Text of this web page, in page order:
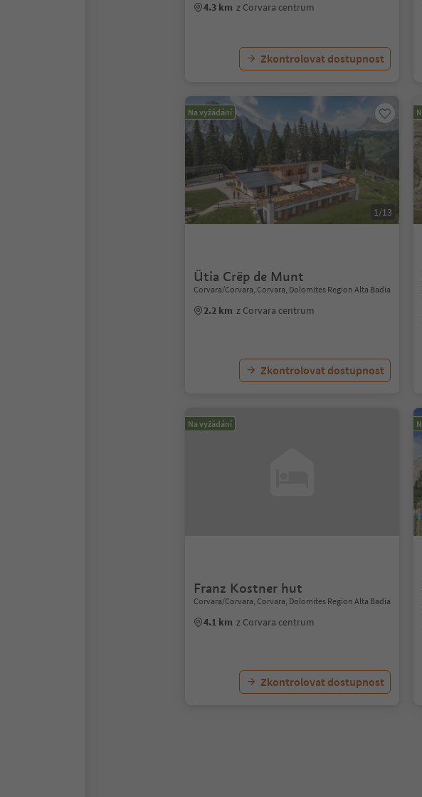
4.3 km z Corvara centrum
Zkontrolovat dostupnost
Na vyžádání
1/13
Ütia Crëp de Munt
Corvara/Corvara, Corvara, Dolomites Region Alta Badia
2.2 km z Corvara centrum
Zkontrolovat dostupnost
Na vyžádání
Franz Kostner hut
Corvara/Corvara, Corvara, Dolomites Region Alta Badia
4.1 km z Corvara centrum
Zkontrolovat dostupnost